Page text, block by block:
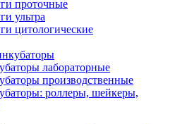
проточные
ультра
цитологические
лабораторные
производственные
роллеры, шейкеры,